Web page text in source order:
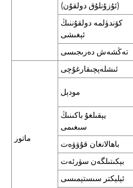
(ئۇزۇنلۇق دولقۇن)
كۆندۈلمە دولقۇننىڭ
ئېغىشى
تەڭشەش دەرىجىسى
ماتور
ئىشلەپچىقارغۇچى
مودېل
يېقىلغۇ باكىنىڭ
سىغىمى
باھالانغان قۇۋۋەت
بېكىتىلگەن سۈرئەت
ئېلېكتر سىستېمىسى